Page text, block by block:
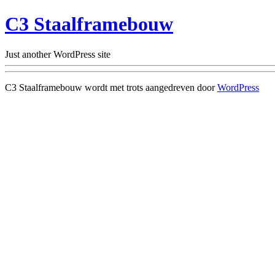
C3 Staalframebouw
Just another WordPress site
C3 Staalframebouw wordt met trots aangedreven doorWordPress